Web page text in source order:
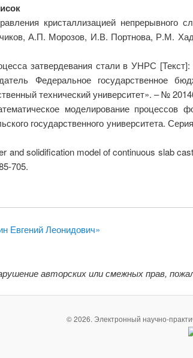
кристаллизацией
А.П. Морозов, И.В. Портнова, Р.М.
затвердевания стали в УНРС
Федеральное государственное
технический университет». – №
моделирование процессов
государственного университета.
and solidification model of continuous slab
705.
Евгений Леонидович»
авторских или смежных прав,
© 2026. Электронный научно-